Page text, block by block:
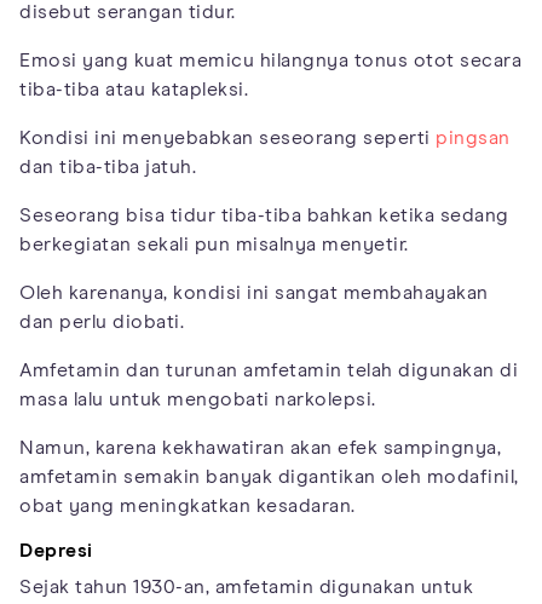
disebut serangan tidur.
Emosi yang kuat memicu hilangnya tonus otot secara
tiba-tiba atau katapleksi.
Kondisi ini menyebabkan seseorang seperti pingsan
dan tiba-tiba jatuh.
Seseorang bisa tidur tiba-tiba bahkan ketika sedang
berkegiatan sekali pun misalnya menyetir.
Oleh karenanya, kondisi ini sangat membahayakan
dan perlu diobati.
Amfetamin dan turunan amfetamin telah digunakan di
masa lalu untuk mengobati narkolepsi.
Namun, karena kekhawatiran akan efek sampingnya,
amfetamin semakin banyak digantikan oleh modafinil,
obat yang meningkatkan kesadaran.
Depresi
Sejak tahun 1930-an, amfetamin digunakan untuk